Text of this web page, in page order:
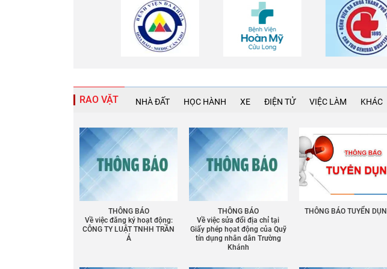
Chia sẻ
Facebook
RAO VẶT NHÀ ĐẤT HỌC HÀNH XE ĐIỆN TỬ VIỆC LÀM KHÁC
THÔNG BÁO
Về việc đăng ký hoạt động:
CÔNG TY LUẬT TNHH TRẦN
Á
THÔNG BÁO
Về việc sửa đổi địa chỉ tại
Giấy phép họat động của Quỹ
tín dụng nhân dân Trường
Khánh
THÔNG BÁO TUYỂN